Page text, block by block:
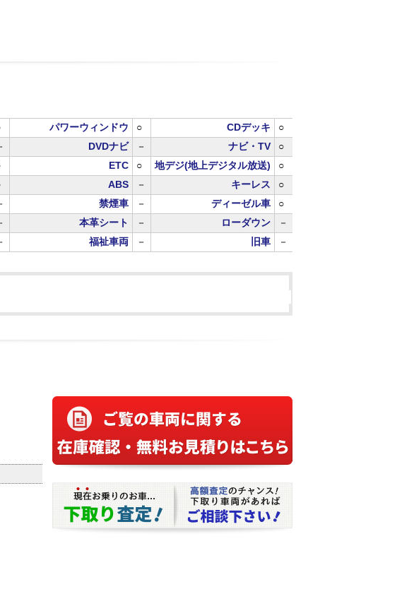
パワーウィンドウ ○ CDデッキ
○
DVDナビ － ナビ・TV
○
ETC ○ 地デジ(地上デジタル放送)
○
ABS － キーレス
○
禁煙車 － ディーゼル車
○
本革シート － ローダウン
－
福祉車両 － 旧車 －